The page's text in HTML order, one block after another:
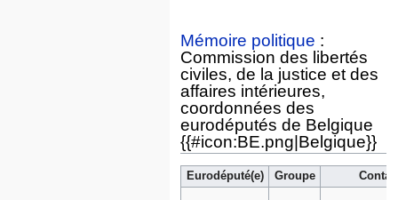
Mémoire politique :
Commission des libertés
civiles, de la justice et des
affaires intérieures,
coordonnées des
eurodéputés de Belgique
{{#icon:BE.png|Belgique}}
Eurodéputé(e) Groupe